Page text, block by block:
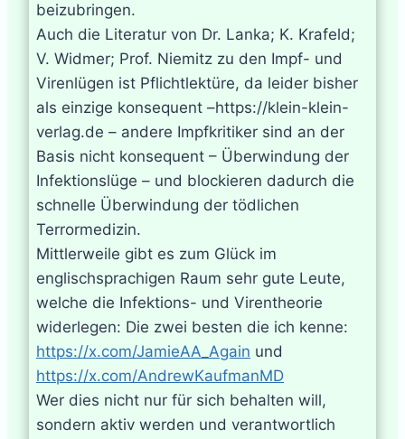
beizubringen.
Auch die Literatur von Dr. Lanka; K. Krafeld;
V. Widmer; Prof. Niemitz zu den Impf- und
Virenlügen ist Pflichtlektüre, da leider bisher
als einzige konsequent –https://klein-klein-
verlag.de – andere Impfkritiker sind an der
Basis nicht konsequent – Überwindung der
Infektionslüge – und blockieren dadurch die
schnelle Überwindung der tödlichen
Terrormedizin.
Mittlerweile gibt es zum Glück im
englischsprachigen Raum sehr gute Leute,
welche die Infektions- und Virentheorie
widerlegen: Die zwei besten die ich kenne:
https://x.com/JamieAA_Again und
https://x.com/AndrewKaufmanMD
Wer dies nicht nur für sich behalten will,
sondern aktiv werden und verantwortlich